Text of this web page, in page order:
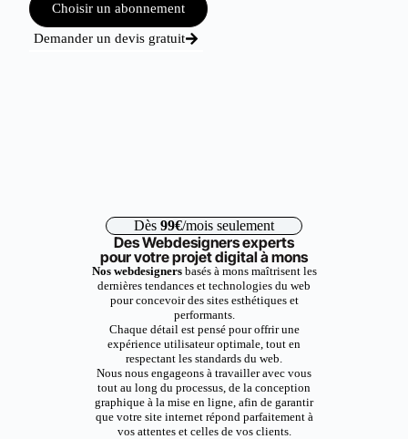
Choisir un abonnement
Demander un devis gratuit
Dès 99€/mois seulement
Des Webdesigners experts
pour votre projet digital à mons
Nos webdesignersbasés à mons maîtrisent les
dernières tendances et technologies du web
pour concevoir des sites esthétiques et
performants.
Chaque détail est pensé pour offrir une
expérience utilisateur optimale, tout en
respectant les standards du web.
Nous nous engageons à travailler avec vous
tout au long du processus, de la conception
graphique à la mise en ligne, afin de garantir
que votre site internet répond parfaitement à
vos attentes et celles de vos clients.